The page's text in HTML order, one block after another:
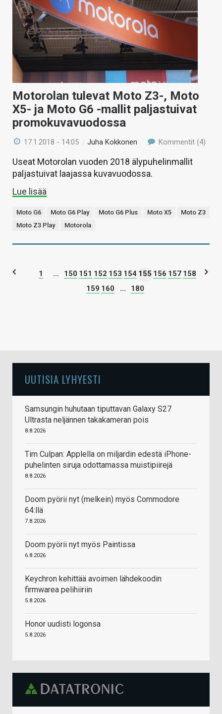
Motorolan tulevat Moto Z3-, Moto
X5- ja Moto G6 -mallit paljastuivat
promokuvavuodossa
17.1.2018 - 14:05 /Juha Kokkonen Kommentit (4)
Useat Motorolan vuoden 2018 älypuhelinmallit
paljastuivat laajassa kuvavuodossa.
Lue lisää
Moto G6 Moto G6 Play Moto G6 Plus Moto X5
Moto Z3
Moto Z3 Play
Motorola
1 ... 150 151 152 153 154 155 156 157 158
159 160 ... 180
UUTISIA LYHYESTI
Samsungin huhutaan tiputtavan Galaxy S27
Ultrasta neljännen takakameran pois
8.8.2026
Tim Culpan: Applella on miljardin edestä iPhone-
puhelinten siruja odottamassa muistipiirejä
8.8.2026
Doom pyörii nyt (melkein) myös Commodore
64:llä
7.8.2026
Doom pyörii nyt myös Paintissa
6.8.2026
Keychron kehittää avoimen lähdekoodin
firmwarea pelihiiriin
5.8.2026
Honor uudisti logonsa
5.8.2026